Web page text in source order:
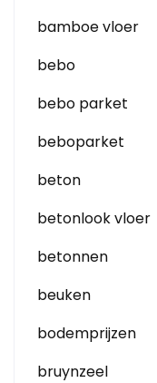
bamboe vloer
bebo
bebo parket
beboparket
beton
betonlook vloer
betonnen
beuken
bodemprijzen
bruynzeel